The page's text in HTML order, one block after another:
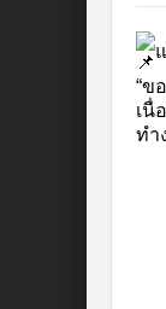
“ข
เนื่
ทำ